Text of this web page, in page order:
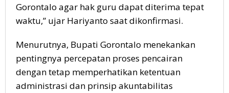
Gorontalo agar hak guru dapat diterima tepat
waktu,” ujar Hariyanto saat dikonfirmasi.
Menurutnya, Bupati Gorontalo menekankan
pentingnya percepatan proses pencairan
dengan tetap memperhatikan ketentuan
administrasi dan prinsip akuntabilitas